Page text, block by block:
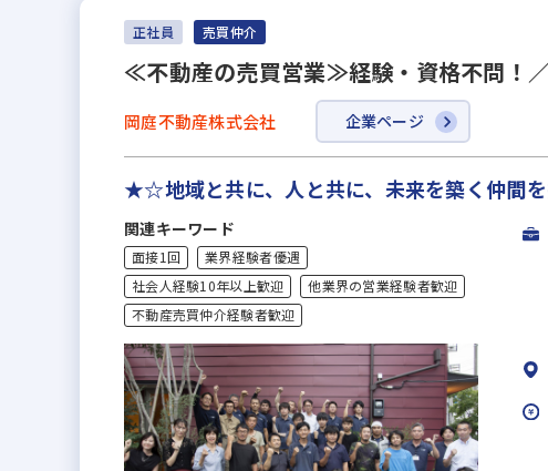
正社員 売買仲介
≪不動産の売買営業≫経験・資格不問！
岡庭不動産株式会社 企業ページ
★☆地域と共に、人と共に、未来を築く仲間
関連キーワード
面接1回
業界経験者優遇
社会人経験10年以上歓迎
他業界の営業経験者歓迎
不動産売買仲介経験者歓迎